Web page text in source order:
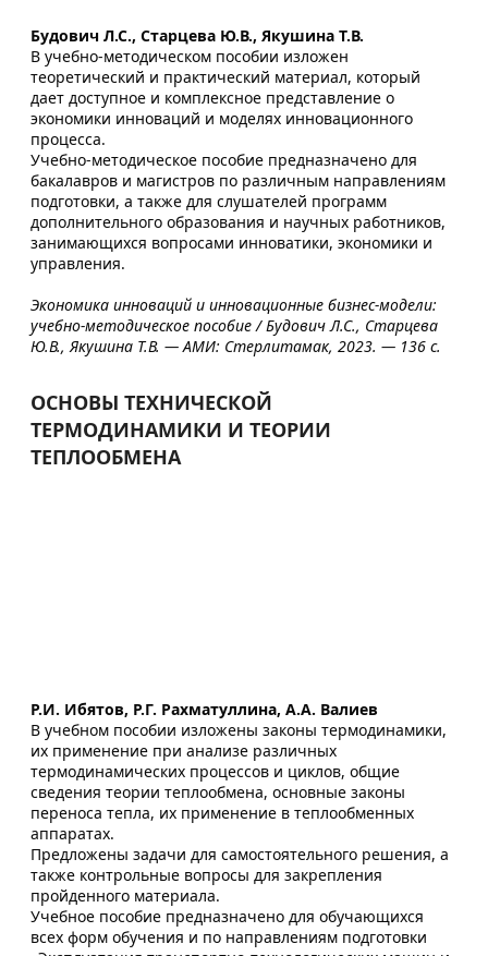
Будович Л.С., Старцева Ю.В., Якушина Т.В.
В учебно-методическом пособии изложен
теоретический и практический материал, который
дает доступное и комплексное представление о
экономики инноваций и моделях инновационного
процесса.
Учебно-методическое пособие предназначено для
бакалавров и магистров по различным направлениям
подготовки, а также для слушателей программ
дополнительного образования и научных работников,
занимающихся вопросами инноватики, экономики и
управления.
Экономика инноваций и инновационные бизнес-модели:
учебно-методическое пособие / Будович Л.С., Старцева
Ю.В., Якушина Т.В. — АМИ: Стерлитамак, 2023. — 136 с.
ОСНОВЫ ТЕХНИЧЕСКОЙ
ТЕРМОДИНАМИКИ И ТЕОРИИ
ТЕПЛООБМЕНА
Р.И. Ибятов, Р.Г. Рахматуллина, А.А. Валиев
В учебном пособии изложены законы термодинамики,
их применение при анализе различных
термодинамических процессов и циклов, общие
сведения теории теплообмена, основные законы
переноса тепла, их применение в теплообменных
аппаратах.
Предложены задачи для самостоятельного решения, а
также контрольные вопросы для закрепления
пройденного материала.
Учебное пособие предназначено для обучающихся
всех форм обучения и по направлениям подготовки